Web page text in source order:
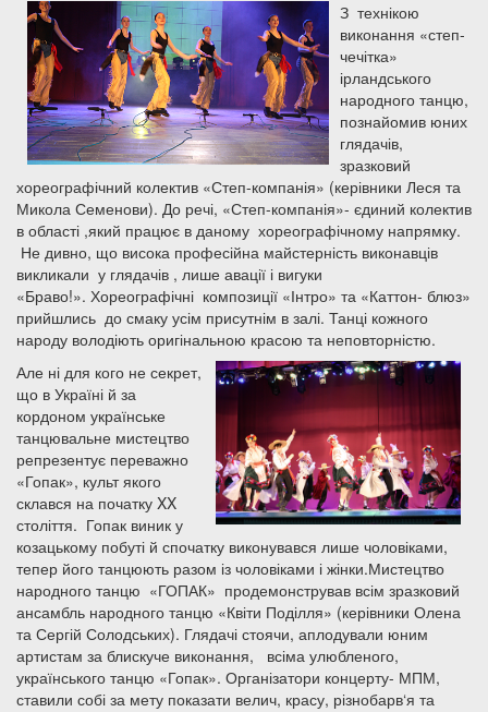
З технікою
виконання «степ-
чечітка»
ірландського
народного танцю,
познайомив юних
глядачів,
зразковий
хореографічний колектив «Степ-компанія» (керівники Леся та
Микола Семенови). До речі, «Степ-компанія»- єдиний колектив
в області ,який працює в даному хореографічному напрямку.
Не дивно, що висока професійна майстерність виконавців
викликали у глядачів , лише авації і вигуки
«Браво!». Хореографічні композиції «Інтро» та «Каттон- блюз»
прийшлись до смаку усім присутнім в залі. Танці кожного
народу володіють оригінальною красою та неповторністю.
Але ні для кого не секрет,
що в Україні й за
кордоном українське
танцювальне мистецтво
репрезентує переважно
«Гопак», культ якого
склався на початку XX
століття. Гопак виник у
козацькому побуті й спочатку виконувався лише чоловіками,
тепер його танцюють разом із чоловіками і жінки.Мистецтво
народного танцю «ГОПАК» продемонстрував всім зразковий
ансамбль народного танцю «Квіти Поділля» (керівники Олена
та Сергій Солодських). Глядачі стоячи, аплодували юним
артистам за блискуче виконання, всіма улюбленого,
українського танцю «Гопак». Організатори концерту- МПМ,
ставили собі за мету показати велич, красу, різнобарв‘я та